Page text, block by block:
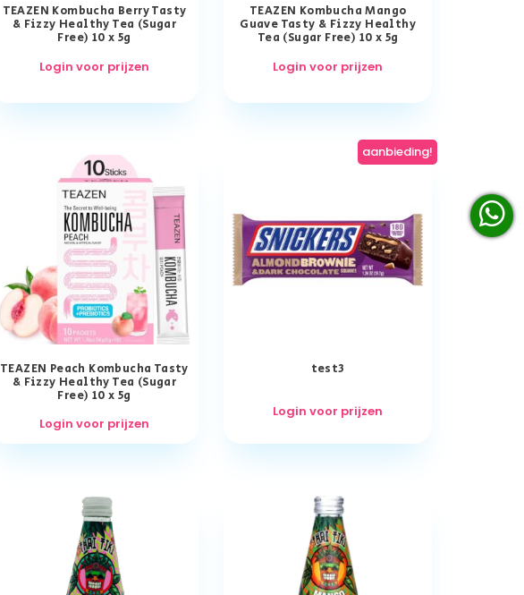
TEAZEN Kombucha Berry Tasty
& Fizzy Healthy Tea (Sugar
Free) 10 x 5g
Login voor prijzen
TEAZEN Kombucha Mango
Guave Tasty & Fizzy Healthy
Tea (Sugar Free) 10 x 5g
Login voor prijzen
TEAZEN Peach Kombucha Tasty
& Fizzy Healthy Tea (Sugar
Free) 10 x 5g
Login voor prijzen
aanbieding!
test3
Login voor prijzen